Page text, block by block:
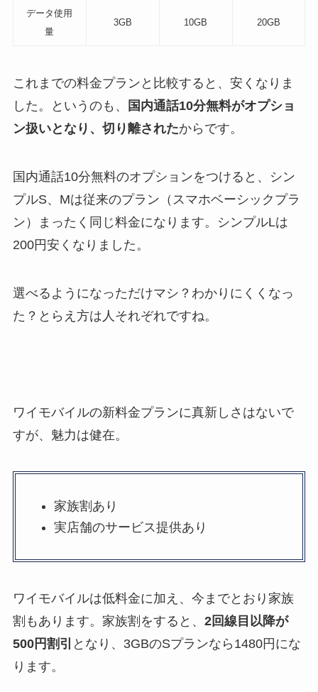
データ使用
量
3GB 10GB 20GB
これまでの料金プランと比較すると、安くなりま
した。というのも、
国内通話10分無料がオプショ
ン扱いとなり、切り離されたからです。
国内通話10分無料のオプションをつけると、シン
プルS、Mは従来のプラン（スマホベーシックプラ
ン）まったく同じ料金になります。シンプルLは
200円安くなりました。
選べるようになっただけマシ？わかりにくくなっ
た？とらえ方は人それぞれですね。
ワイモバイルの新料金プランに真新しさはないで
すが、魅力は健在。
家族割あり
実店舗のサービス提供あり
ワイモバイルは低料金に加え、今までとおり家族
割もあります。家族割をすると、 2回線目以降が
500円割引 となり、3GBのSプランなら1480円にな
ります。